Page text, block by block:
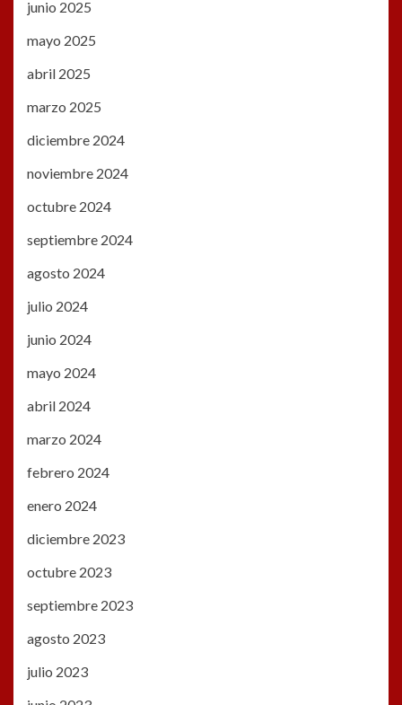
junio 2025
mayo 2025
abril 2025
marzo 2025
diciembre 2024
noviembre 2024
octubre 2024
septiembre 2024
agosto 2024
julio 2024
junio 2024
mayo 2024
abril 2024
marzo 2024
febrero 2024
enero 2024
diciembre 2023
octubre 2023
septiembre 2023
agosto 2023
julio 2023